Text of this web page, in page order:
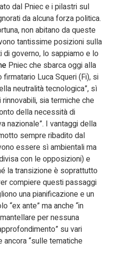
dal Pniec e i pilastri sul
da alcuna forza politica.
non abitano da queste
tantissime posizioni sulla
governo, lo sappiamo e lo
Pniec che sbarca oggi alla
Luca Squeri (Fi), si
neutralità tecnologica”, sì
sia termiche che
della necessità di
nazionale”. I vantaggi della
sempre ribadito dal
essere sì ambientali ma
con le opposizioni) e
la transizione è soprattutto
compiere questi passaggi
una pianificazione e un
“ex ante” ma anche “in
per nessuna
su vari
“sulle tematiche